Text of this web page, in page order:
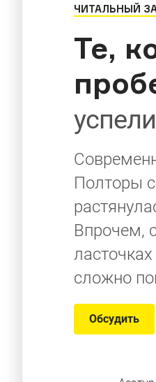
ЧИТАЛЬНЫЙ
Те,
Полторы
Впрочем,
сложно
Обсудить